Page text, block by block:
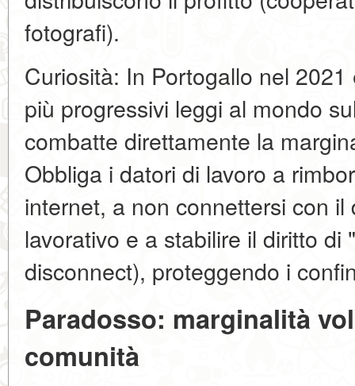
fotografi).
Curiosità: In Portogallo nel
più progressivi leggi al mondo
combatte direttamente la
Obbliga i datori di lavoro a
internet, a non connettersi con
lavorativo e a stabilire il diritto di
disconnect), proteggendo i
Paradosso: marginalità
comunità